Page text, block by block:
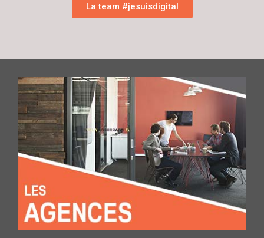
La team #jesuisdigital